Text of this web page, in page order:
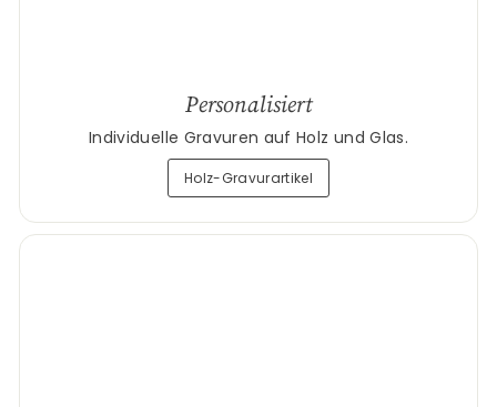
Personalisiert
Individuelle Gravuren auf Holz und Glas.
Holz-Gravurartikel